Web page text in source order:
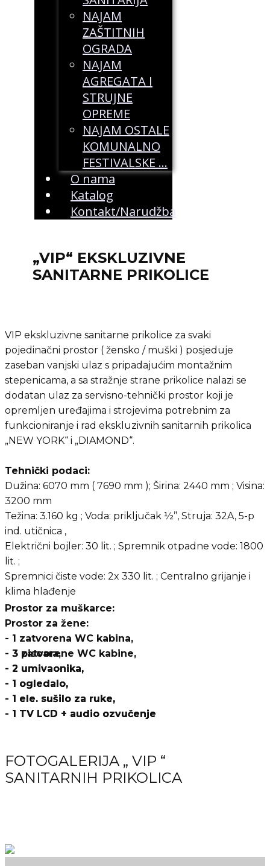
NAJAM
ZAŠTITNIH
OGRADA
NAJAM
AGREGATA I
STRUJNE
OPREME
NAJAM OSTALE
KOMUNALNO
FESTIVALSKE …
O nama
Katalog
Kontakt/Narudžba
„VIP“ EKSKLUZIVNE
SANITARNE PRIKOLICE
VIP ekskluzivne sanitarne prikolice za svaki
pojedinačni prostor ( žensko / muški ) posjeduje
zaseban vanjski ulaz s pripadajućim montažnim
stepenicama, a sa stražnje strane prikolice nalazi se
dodatan ulaz za servisno-tehnički prostor koji je
opremljen uređajima i strojevima potrebnim za
funkcioniranje i rad ekskluzivnih sanitarnih prikolica
„NEW YORK“ i „DIAMOND“.
Tehnički podaci:
Dužina: 6070 mm ( 7690 mm ); Širina: 2440 mm ; Visina:
3200 mm
Težina: 3.160 kg ; Voda: priključak ½’’, Struja: 32A, 5-p
ind. utičnica ,
Električni bojler: 30 lit. ; Spremnik otpadne vode: 1800
lit. ;
Spremnici čiste vode: 2x 330 lit. ; Centralno grijanje i
klima hlađenje
Prostor za žene:
- 3 zatvorene WC kabine,
- 2 umivaonika,
- 1 ogledalo,
- 1 ele. sušilo za ruke,
- 1 TV LCD + audio ozvučenje
Prostor za muškarce:
- 1 zatvorena WC kabina,
- 3 pisoara,
- 2 umivaonika,
- 1 ogledalo,
- 1 ele. sušilo za ruke,
- 1 TV LCD + audio ozvučenje
FOTOGALERIJA „ VIP “
SANITARNIH PRIKOLICA